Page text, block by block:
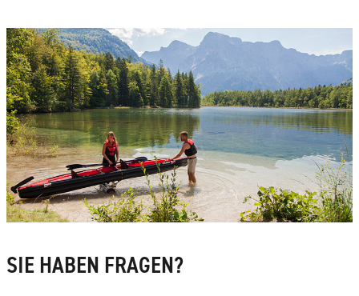
SIE HABEN FRAGEN?